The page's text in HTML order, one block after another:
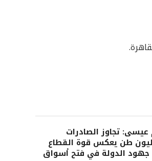
عيسى: تجاوز الصادرات
6.2 مليون طن يعكس قوة القطاع
جهود الدولة في فتح أسواق